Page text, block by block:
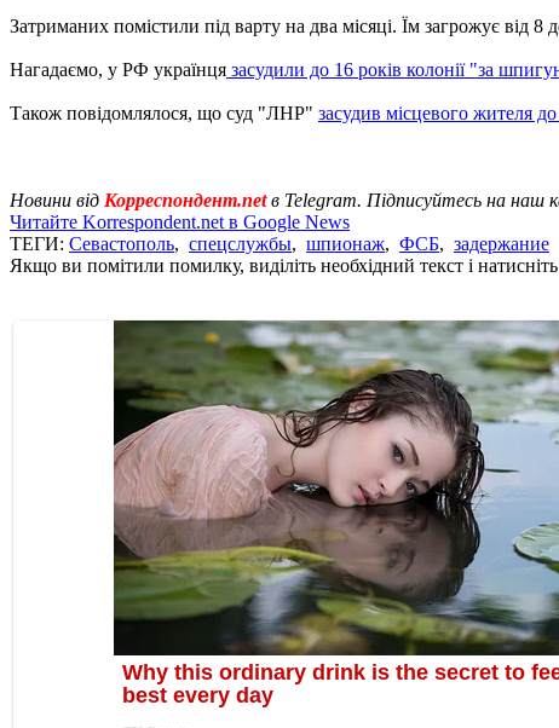
Затриманих помістили під варту на два місяці. Їм загрожує від 8
Нагадаємо, у РФ українця засудили до 16 років колонії "за
Також повідомлялося, що суд "ЛНР" засудив місцевого жителя
Новини від Корреспондент.netв Telegram. Підписуйтесь на наш
Читайте Korrespondent.net в Google News
ТЕГИ: Севастополь, спецслужбы, шпионаж, ФСБ, задержание
Якщо ви помітили помилку, виділіть необхідний текст і